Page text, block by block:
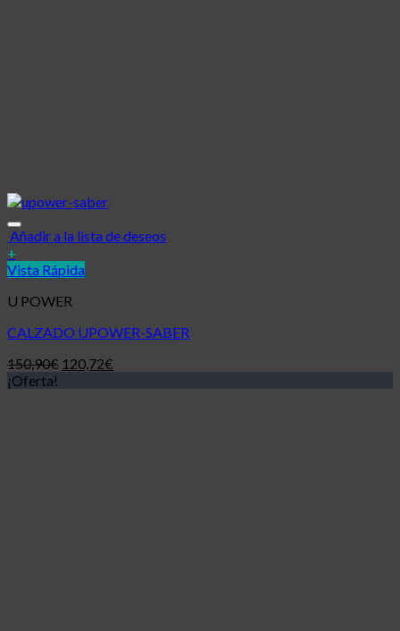
Añadir a la lista de deseos
+
Vista Rápida
U POWER
CALZADO UPOWER-SABER
150,90€ 120,72€
¡Oferta!